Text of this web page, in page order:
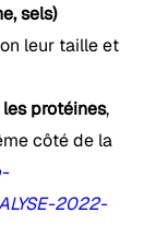
sels)
leur taille et
protéines,
côté de la
2022-